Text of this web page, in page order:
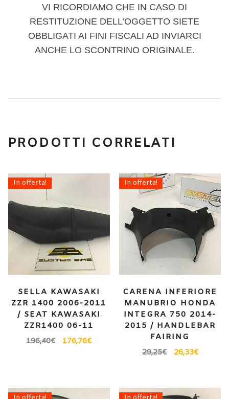
VI RICORDIAMO CHE IN CASO DI
RESTITUZIONE DELL’OGGETTO SIETE
OBBLIGATI AI FINI FISCALI AD INVIARCI
ANCHE LO SCONTRINO ORIGINALE.
PRODOTTI CORRELATI
In offerta!
SELLA KAWASAKI
ZZR 1400 2006-2011
/ SEAT KAWASAKI
ZZR1400 06-11
196,40€ 176,76€
In offerta!
CARENA INFERIORE
MANUBRIO HONDA
INTEGRA 750 2014-
2015 / HANDLEBAR
FAIRING
29,25€ 26,33€